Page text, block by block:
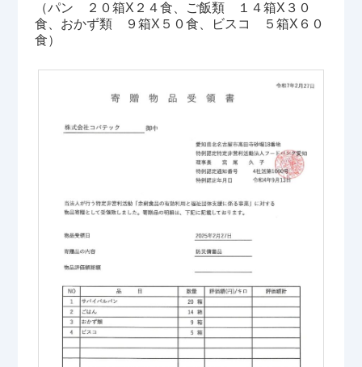
（パン ２０箱X２４食、ご飯類 １４箱X３０
食、おかず類 ９箱X５０食、ビスコ ５箱X６０
食）